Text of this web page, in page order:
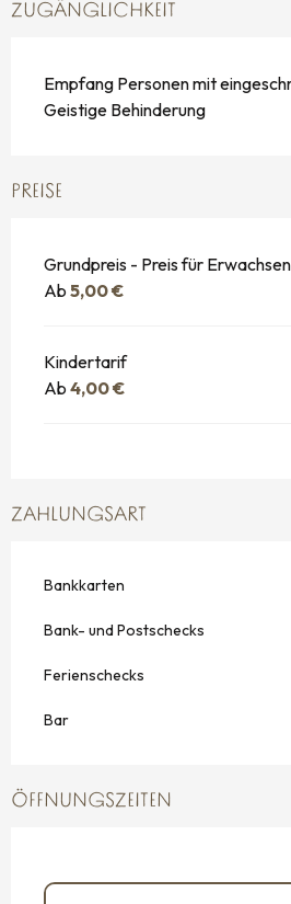
ZUGÄNGLICHKEIT
Empfang Personen mit
Geistige Behinderung
PREISE
Grundpreis - Preis für
Ab 5,00 €
Kindertarif
Ab 4,00 €
ZAHLUNGSART
Bankkarten
Bank- und Postschecks
Ferienschecks
Bar
ÖFFNUNGSZEITEN